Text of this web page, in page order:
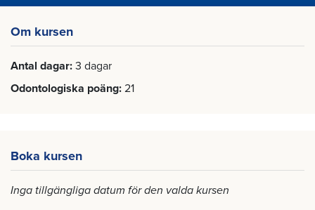
Om kursen
Antal dagar 3 dagar
Odontologiska poäng 21
Boka kursen
Inga tillgängliga datum för den valda kursen